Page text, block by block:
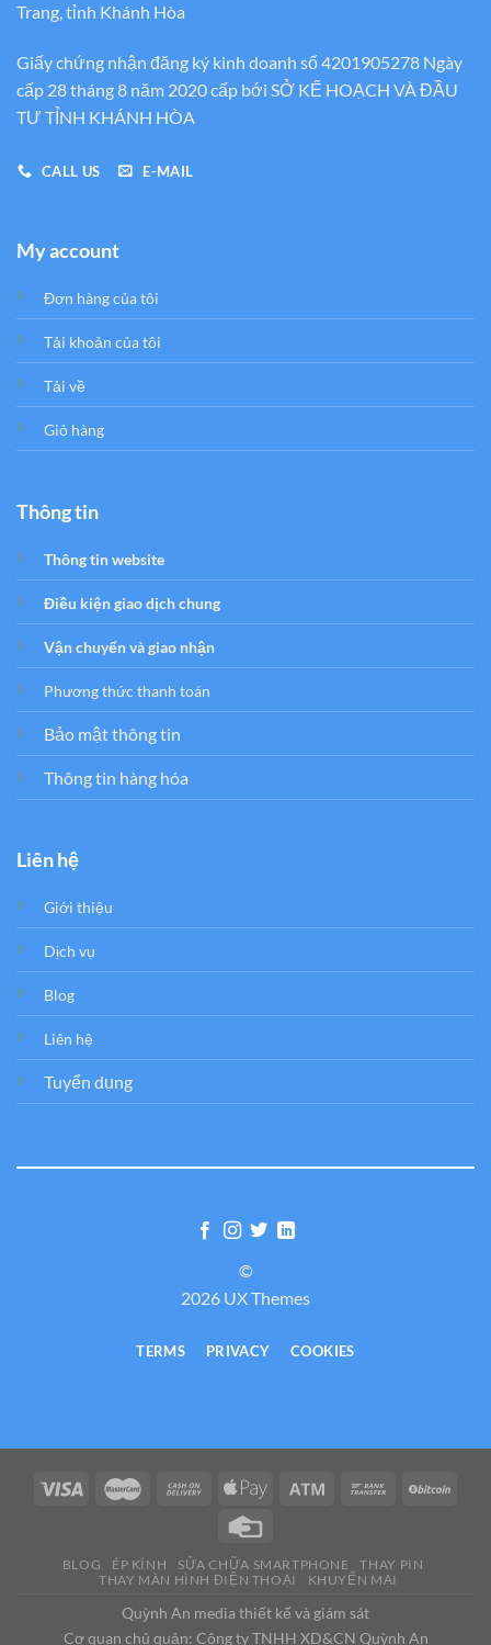
Trang, tỉnh Khánh Hòa
Giấy chứng nhận đăng ký kinh doanh số 4201905278 Ngày
cấp 28 tháng 8 năm 2020 cấp bới SỞ KẾ HOẠCH VÀ ĐẦU
TƯ TỈNH KHÁNH HÒA
CALL US E-MAIL
My account
Đơn hàng của tôi
Tải khoản của tôi
Tải về
Giỏ hàng
Thông tin
Thông tin website
Điều kiện giao dịch chung
Vận chuyển và giao nhận
Phương thức thanh toán
Bảo mật thông tin
Thông tin hàng hóa
Liên hệ
Giới thiệu
Dịch vụ
Blog
Liên hệ
Tuyển dụng
©
2026 UX Themes
TERMS PRIVACY COOKIES
BLOG ÉP KÍNH SỬA CHỮA SMARTPHONE
THAY PIN
THAY MÀN HÌNH ĐIỆN THOẠI
KHUYẾN MẠI
Quỳnh An media thiết kế và giám sát
Cơ quan chủ quản: Công ty TNHH XD&CN Quỳnh An